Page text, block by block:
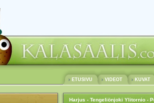
ETUSIVU VIDEOT KUVAT
Harjus - Tengeliönjoki Ylitornio -